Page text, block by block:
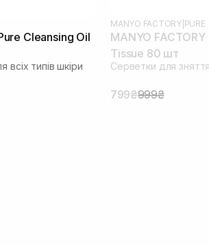
Cleansing Oil
всіх типів шкіри
MANYO FACTORY| PURE
MANYO
Tissue 80 шт
Серветки для
799₴999₴